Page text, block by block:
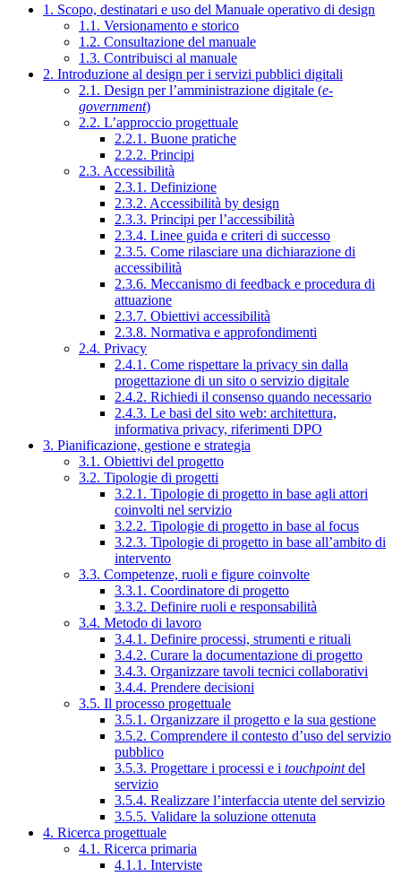
1. Scopo, destinatari e uso del Manuale operativo di design
1.1. Versionamento e storico
1.2. Consultazione del manuale
1.3. Contribuisci al manuale
2. Introduzione al design per i servizi pubblici digitali
2.1. Design per l’amministrazione digitale (e-
government)
2.2. L’approccio progettuale
2.2.1. Buone pratiche
2.2.2. Principi
2.3. Accessibilità
2.3.1. Definizione
2.3.2. Accessibilità by design
2.3.3. Principi per l’accessibilità
2.3.4. Linee guida e criteri di successo
2.3.5. Come rilasciare una dichiarazione di
accessibilità
2.3.6. Meccanismo di feedback e procedura di
attuazione
2.3.7. Obiettivi accessibilità
2.3.8. Normativa e approfondimenti
2.4. Privacy
2.4.1. Come rispettare la privacy sin dalla
progettazione di un sito o servizio digitale
2.4.2. Richiedi il consenso quando necessario
2.4.3. Le basi del sito web: architettura,
informativa privacy, riferimenti DPO
3. Pianificazione, gestione e strategia
3.1. Obiettivi del progetto
3.2. Tipologie di progetti
3.2.1. Tipologie di progetto in base agli attori
coinvolti nel servizio
3.2.2. Tipologie di progetto in base al focus
3.2.3. Tipologie di progetto in base all’ambito di
intervento
3.3. Competenze, ruoli e figure coinvolte
3.3.1. Coordinatore di progetto
3.3.2. Definire ruoli e responsabilità
3.4. Metodo di lavoro
3.4.1. Definire processi, strumenti e rituali
3.4.2. Curare la documentazione di progetto
3.4.3. Organizzare tavoli tecnici collaborativi
3.4.4. Prendere decisioni
3.5. Il processo progettuale
3.5.1. Organizzare il progetto e la sua gestione
3.5.2. Comprendere il contesto d’uso del servizio
pubblico
3.5.3. Progettare i processi e i touchpointdel
servizio
3.5.4. Realizzare l’interfaccia utente del servizio
3.5.5. Validare la soluzione ottenuta
4. Ricerca progettuale
4.1. Ricerca primaria
4.1.1. Interviste